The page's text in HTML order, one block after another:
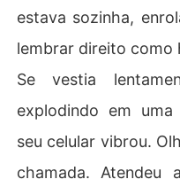
estava sozinha,
lembrar direito como
Se vestia
explodindo em
seu celular vibrou.
chamada. Atendeu